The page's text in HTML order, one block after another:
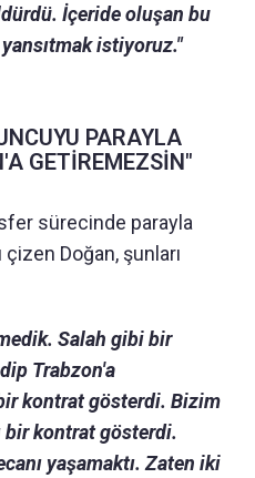
İçeride oluşan bu
istiyoruz."
PARAYLA
GETİREMEZSİN"
sürecinde parayla
Doğan, şunları
Salah gibi bir
Trabzon'a
kontrat gösterdi. Bizim
kontrat gösterdi.
yaşamaktı. Zaten iki